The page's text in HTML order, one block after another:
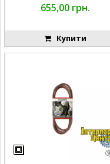
655,00 грн.
Купити